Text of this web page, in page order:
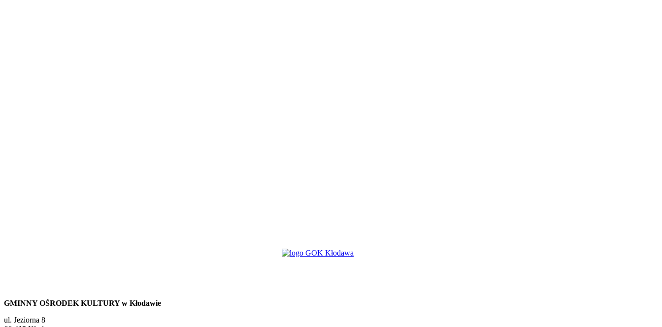
GMINNY OŚRODEK KULTURY w Kłodawie
ul. Jeziorna 8